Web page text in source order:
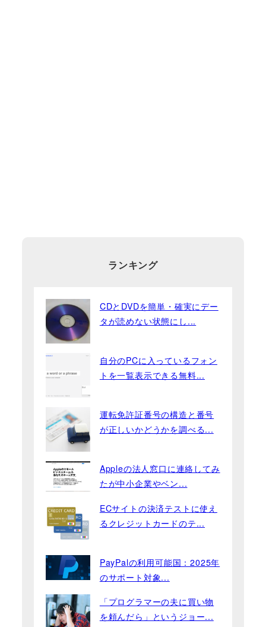
ランキング
CDとDVDを簡単・確実にデー
タが読めない状態にし...
自分のPCに入っているフォン
トを一覧表示できる無料...
運転免許証番号の構造と番号
が正しいかどうかを調べる...
Appleの法人窓口に連絡してみ
たが中小企業やベン...
ECサイトの決済テストに使え
るクレジットカードのテ...
PayPalの利用可能国：2025年
のサポート対象...
「プログラマーの夫に買い物
を頼んだら」というジョー...